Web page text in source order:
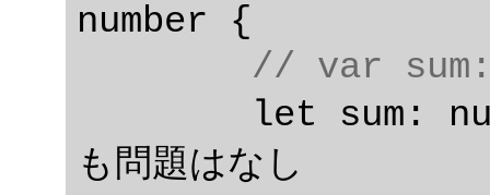
number {
// var
も問題はなし